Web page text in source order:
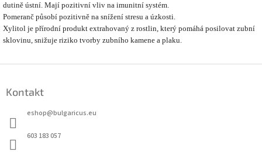
dutině ústní. Mají pozitivní vliv na imunitní systém.
Pomeranč působí pozitivně na snížení stresu a úzkosti.
Xylitol je přírodní produkt extrahovaný z rostlin, který pomáhá posilovat zubní
sklovinu, snižuje riziko tvorby zubního kamene a plaku.
Kontakt
eshop@bulgaricus.eu
603 183 057